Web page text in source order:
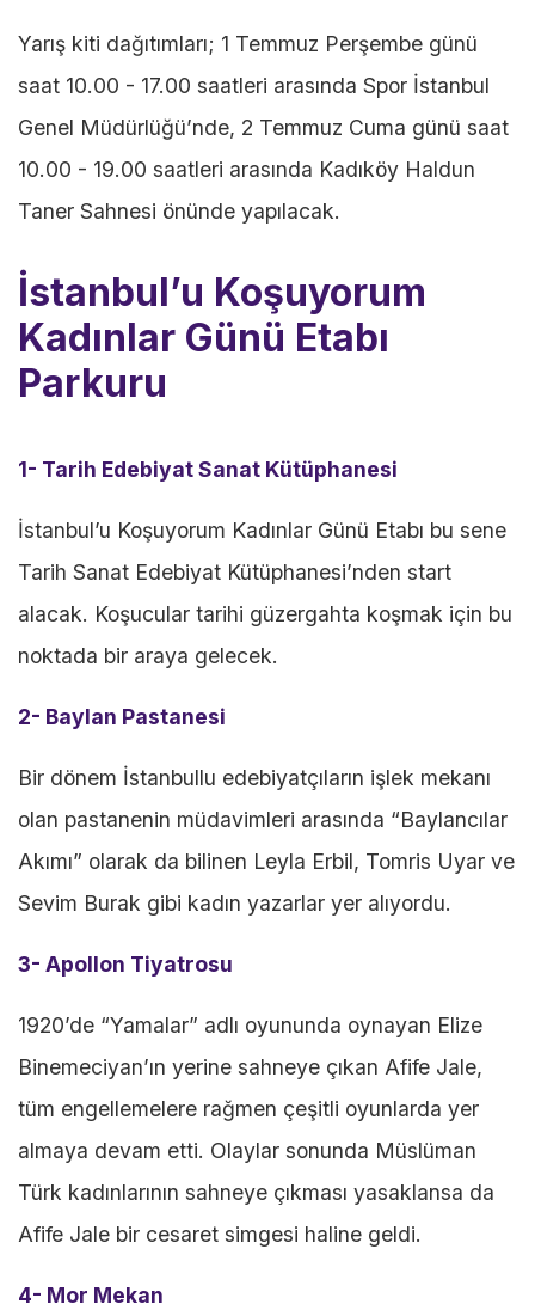
Yarış kiti dağıtımları; 1 Temmuz Perşembe günü
saat 10.00 - 17.00 saatleri arasında Spor İstanbul
Genel Müdürlüğü’nde, 2 Temmuz Cuma günü saat
10.00 - 19.00 saatleri arasında Kadıköy Haldun
Taner Sahnesi önünde yapılacak.
İstanbul’u Koşuyorum
Kadınlar Günü Etabı
Parkuru
1- Tarih Edebiyat Sanat Kütüphanesi
İstanbul’u Koşuyorum Kadınlar Günü Etabı bu sene
Tarih Sanat Edebiyat Kütüphanesi’nden start
alacak. Koşucular tarihi güzergahta koşmak için bu
noktada bir araya gelecek.
2- Baylan Pastanesi
Bir dönem İstanbullu edebiyatçıların işlek mekanı
olan pastanenin müdavimleri arasında “Baylancılar
Akımı” olarak da bilinen Leyla Erbil, Tomris Uyar ve
Sevim Burak gibi kadın yazarlar yer alıyordu.
3- Apollon Tiyatrosu
1920’de “Yamalar” adlı oyununda oynayan Elize
Binemeciyan’ın yerine sahneye çıkan Afife Jale,
tüm engellemelere rağmen çeşitli oyunlarda yer
almaya devam etti. Olaylar sonunda Müslüman
Türk kadınlarının sahneye çıkması yasaklansa da
Afife Jale bir cesaret simgesi haline geldi.
4- Mor Mekan